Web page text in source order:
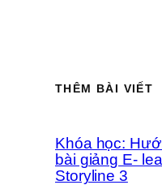
THÊM BÀI VIẾT
Khóa học:
bài giảng E-
Storyline 3